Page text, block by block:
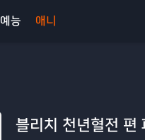
예능 애니
블리치 천년혈전 편